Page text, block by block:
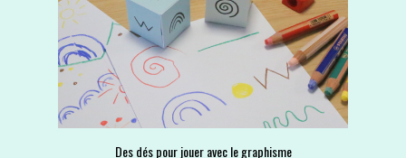
Des dés pour jouer avec le graphisme